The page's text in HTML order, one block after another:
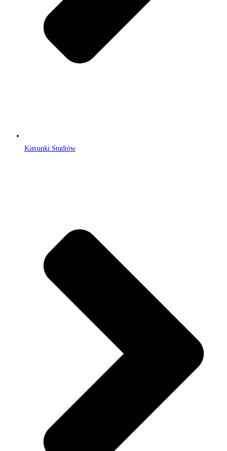
Kierunki Studiów